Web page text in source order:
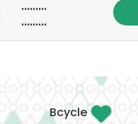
.........
.........
Bcycle